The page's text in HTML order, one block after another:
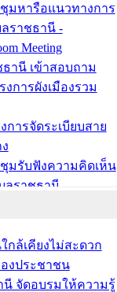
มหารือแนวทางการ
ลราชธานี -
Meeting
านี เข้าสอบถาม
การผังเมืองรวม
การจัดระเบียบสาย
มรับฟังความคิดเห็น
ราชธานี -
นที่ป่าไม้
ล้เคียงไม่สะดวก
งประชาชน
นี จัดอบรมให้ความรู้